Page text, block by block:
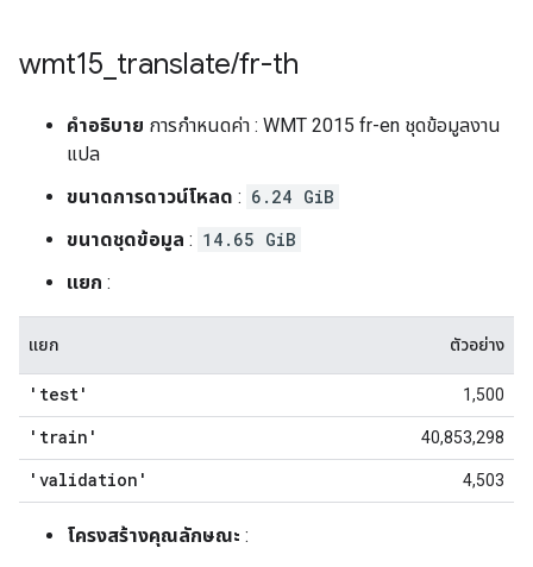
wmt15 translate/fr-th
คำอธิบาย การกำหนดค่า : WMT 2015 fr-en ชุดข้อมูลงาน
แปล
ขนาดการดาวน์โหลด : 6.24 GiB
ขนาดชุดข้อมูล : 14.65 GiB
แยก :
แยก ตัวอย่าง
'test' 1,500
'train' 40,853,298
'validation' 4,503
โครงสร้างคุณลักษณะ :